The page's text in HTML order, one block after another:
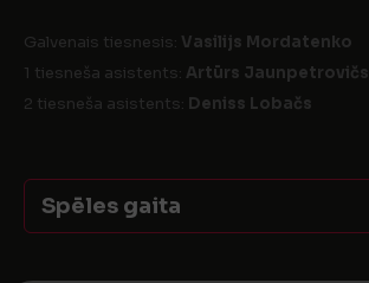
Galvenais tiesnesis: Vasilijs Mordatenko
1 tiesneša asistents: Artūrs Jaunpetrovičs
2 tiesneša asistents: Deniss Lobačs
Spēles gaita